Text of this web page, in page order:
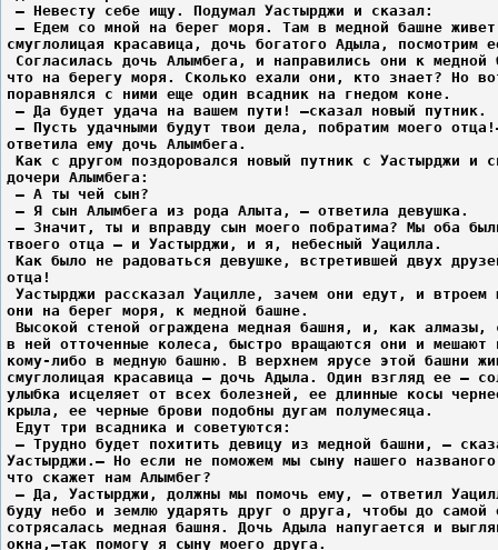
– Невесту себе ищу. Подумал Уастырджи и сказал:
– Едем со мной на берег моря. Там в медной башне живет
смуглолицая красавица, дочь богатого Адыла, посмотрим
Согласилась дочь Алымбега, и направились они к медной
что на берегу моря. Сколько ехали они, кто знает? Но
поравнялся с ними еще один всадник на гнедом коне.
– Да будет удача на вашем пути! –сказал новый путник.
– Пусть удачными будут твои дела, побратим моего
ответила ему дочь Алымбега.
Как с другом поздоровался новый путник с Уастырджи и
дочери Алымбега:
– А ты чей сын?
– Я сын Алымбега из рода Алыта, – ответила девушка.
– Значит, ты и вправду сын моего побратима? Мы оба
твоего отца – и Уастырджи, и я, небесный Уацилла.
Как было не радоваться девушке, встретившей двух
отца!
Уастырджи рассказал Уацилле, зачем они едут, и втроем
они на берег моря, к медной башне.
Высокой стеной ограждена медная башня, и, как алмазы,
в ней отточенные колеса, быстро вращаются они и мешают
кому-либо в медную башню. В верхнем ярусе этой башни
смуглолицая красавица – дочь Адыла. Один взгляд ее –
улыбка исцеляет от всех болезней, ее длинные косы
крыла, ее черные брови подобны дугам полумесяца.
Едут три всадника и советуются:
– Трудно будет похитить девицу из медной башни, –
Уастырджи.– Но если не поможем мы сыну нашего
что скажет нам Алымбег?
– Да, Уастырджи, должны мы помочь ему, – ответил
буду небо и землю ударять друг о друга, чтобы до самой
сотрясалась медная башня. Дочь Адыла напугается и
окна,–так помогу я сыну моего друга.